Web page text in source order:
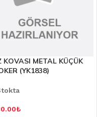
KOVASI METAL KÜÇÜK
(YK1838)
₺